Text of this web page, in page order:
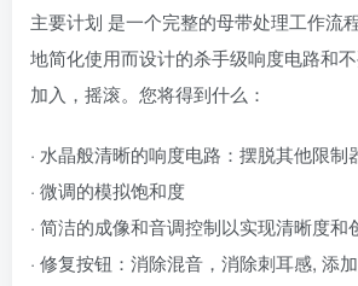
主要计划 是一个完整的母带处理工作流
地简化使用而设计的杀手级响度电路和
加入，摇滚。您将得到什么：
· 水晶般清晰的响度电路：摆脱其他限制
· 微调的模拟饱和度
· 简洁的成像和音调控制以实现清晰度和
· 修复按钮：消除混音，消除刺耳感, 添